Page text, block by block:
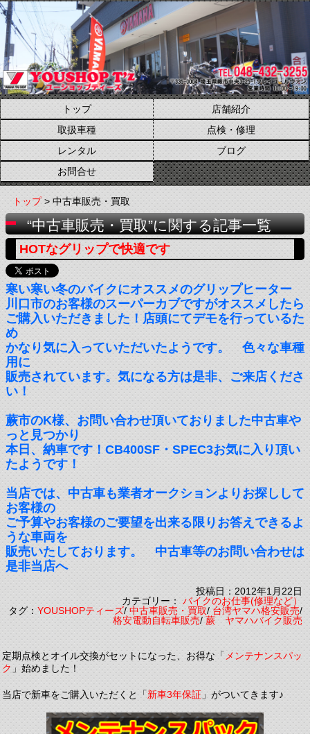
トップ
店舗紹介
取扱車種
点検・修理
レンタル
ブログ
お問合せ
トップ> 中古車販売・買取
“中古車販売・買取”に関する記事一覧
HOTなグリップで快適です
寒い寒い冬のバイクにオススメのグリップヒーター
川口市のお客様のスーパーカブですがオススメしたら
ご購入いただきました！店頭にてデモを行っているた
め
かなり気に入っていただいたようです。 色々な車種
用に
販売されています。気になる方は是非、ご来店くださ
い！
蕨市のK様、お問い合わせ頂いておりました中古車や
っと見つかり
本日、納車です！CB400SF・SPEC3お気に入り頂い
たようです！
当店では、中古車も業者オークションよりお探しして
お客様の
ご予算やお客様のご要望を出来る限りお答えできるよ
うな車両を
販売いたしております。 中古車等のお問い合わせは
是非当店へ
投稿日：2012年1月22日
カテゴリー：バイクのお仕事(修理など）
タグ：YOUSHOPティーズ/中古車販売・買取/台湾ヤマハ格安販売/
格安電動自転車販売/蕨 ヤマハバイク販売
定期点検とオイル交換がセットになった、お得な「メンテナンスパッ
ク」始めました！
当店で新車をご購入いただくと「新車3年保証」がついてきます♪